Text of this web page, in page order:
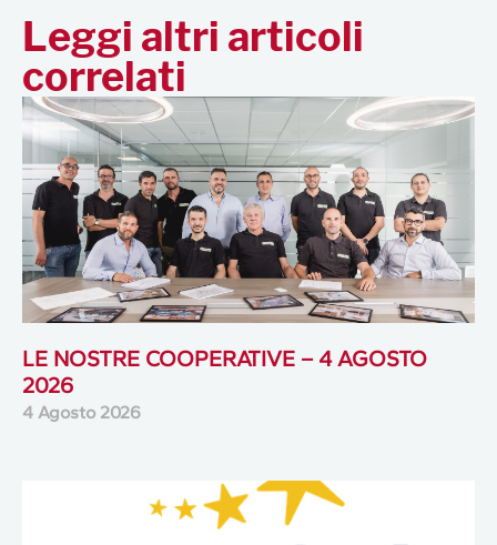
Leggi altri articoli
correlati
LE NOSTRE COOPERATIVE – 4 AGOSTO
2026
4 Agosto 2026